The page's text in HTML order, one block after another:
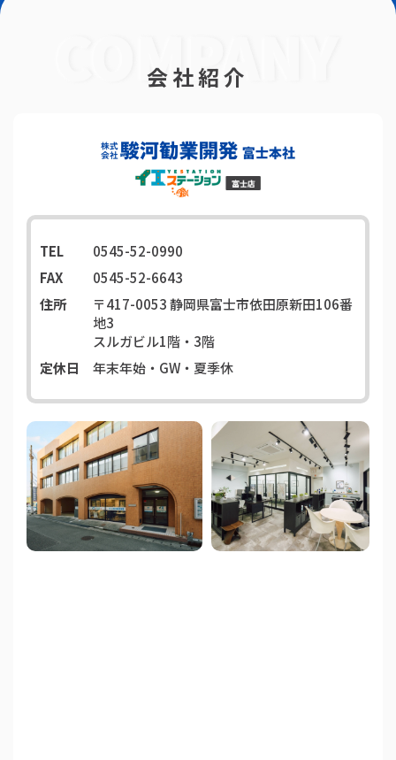
会社紹介
TEL
0545-52-0990
FAX
0545-52-6643
住所
〒417-0053静岡県富士市依田原新田106番
地3
スルガビル1階・3階
定休日
年末年始・GW・夏季休